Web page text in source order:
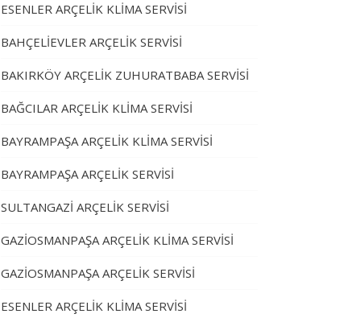
ESENLER ARÇELİK KLİMA SERVİSİ
BAHÇELİEVLER ARÇELİK SERVİSİ
BAKIRKÖY ARÇELİK ZUHURATBABA SERVİSİ
BAĞCILAR ARÇELİK KLİMA SERVİSİ
BAYRAMPAŞA ARÇELİK KLİMA SERVİSİ
BAYRAMPAŞA ARÇELİK SERVİSİ
SULTANGAZİ ARÇELİK SERVİSİ
GAZİOSMANPAŞA ARÇELİK KLİMA SERVİSİ
GAZİOSMANPAŞA ARÇELİK SERVİSİ
ESENLER ARÇELİK KLİMA SERVİSİ